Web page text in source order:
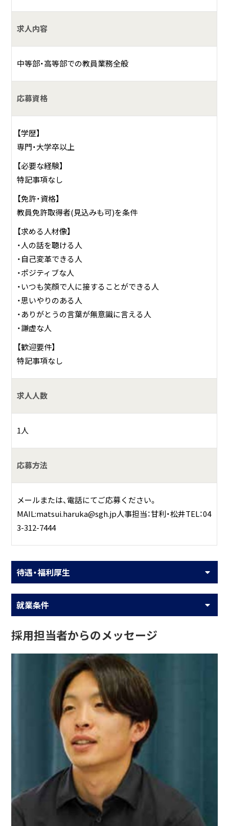
には馴染むことのできない子どもたちを中心に支援してい
ます。
通信制高校を母体としていますが、毎日登校できる新しいス
経験を通して、変わっていく子どもたちを間近でみることが
また、「社員と顧客の成長と幸せのために挑戦し、地域社会に
貢献します」を経営理念としており、生徒たちだけではなく、
社員のことも第一に考えています。ワークライフバランスを
整えやすいよう、職場環境を整備し、生徒と先生が一緒に輝
いていることができるような学校を目指しています。
地域に密着して教育活動を実施しており、「ここでしかでき
ない教育」を実践しています。
求人内容
中等部・高等部での教員業務全般
応募資格
【学歴】
専門・大学卒以上
【必要な経験】
特記事項なし
【免許・資格】
教員免許取得者(見込みも可)を条件
【求める人材像】
・人の話を聴ける人
・自己変革できる人
・ポジティブな人
・いつも笑顔で人に接することができる人
・思いやりのある人
・ありがとうの言葉が無意識に言える人
・謙虚な人
【歓迎要件】
特記事項なし
求人人数
1人
応募方法
メールまたは、電話にてご応募ください。
MAIL:matsui.haruka@sgh.jp人事担当：甘利・松井TEL：04
3-312-7444
待遇・福利厚生
就業条件
採用担当者からのメッセージ